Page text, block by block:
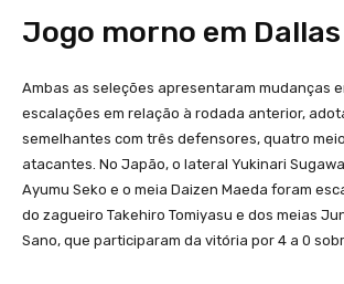
Jogo morno em Dallas
Ambas as seleções apresentaram mudanças
escalações em relação à rodada anterior,
semelhantes com três defensores, quatro
atacantes. No Japão, o lateral Yukinari
Ayumu Seko e o meia Daizen Maeda foram
do zagueiro Takehiro Tomiyasu e dos meias
Sano, que participaram da vitória por 4 a 0